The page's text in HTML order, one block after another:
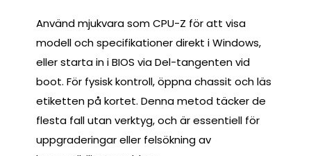
Använd mjukvara som CPU-Z för att visa
modell och specifikationer direkt i Windows,
eller starta in i BIOS via Del-tangenten vid
boot. För fysisk kontroll, öppna chassit och läs
etiketten på kortet. Denna metod täcker de
flesta fall utan verktyg, och är essentiell för
uppgraderingar eller felsökning av